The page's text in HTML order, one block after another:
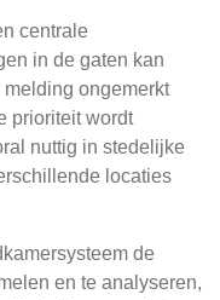
centrale
in de gaten kan
melding ongemerkt
prioriteit wordt
nuttig in stedelijke
locaties
de
en te analyseren,